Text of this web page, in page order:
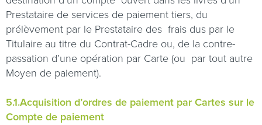
Prestataire de services de paiement tiers, du
prélèvement par le Prestataire des frais dus par le
Titulaire au titre du Contrat-Cadre ou, de la contre-
passation d’une opération par Carte (ou par tout autre
Moyen de paiement).
5.1.Acquisition d’ordres de paiement par Cartes sur le
Compte de paiement